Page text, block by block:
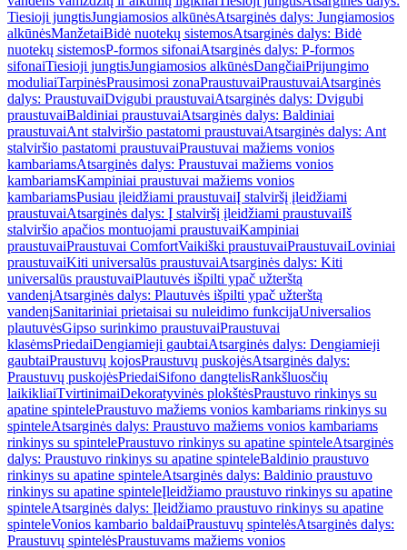
Tiesioji jungtisJungiamosios alkūnėsAtsarginės dalys: Jungiamosios
alkūnėsManžetaiBidė nuotekų sistemosAtsarginės dalys: Bidė
nuotekų sistemosP-formos sifonaiAtsarginės dalys: P-formos
sifonaiTiesioji jungtisJungiamosios alkūnėsDangčiaiPrijungimo
moduliaiTarpinėsPrausimosi zonaPraustuvaiPraustuvaiAtsarginės
dalys: PraustuvaiDvigubi praustuvaiAtsarginės dalys: Dvigubi
praustuvaiBaldiniai praustuvaiAtsarginės dalys: Baldiniai
praustuvaiAnt stalviršio pastatomi praustuvaiAtsarginės dalys: Ant
stalviršio pastatomi praustuvaiPraustuvai mažiems vonios
kambariamsAtsarginės dalys: Praustuvai mažiems vonios
kambariamsKampiniai praustuvai mažiems vonios
kambariamsPusiau įleidžiami praustuvaiĮ stalviršį įleidžiami
praustuvaiAtsarginės dalys: Į stalviršį įleidžiami praustuvaiIš
stalviršio apačios montuojami praustuvaiKampiniai
praustuvaiPraustuvai ComfortVaikiški praustuvaiPraustuvaiLoviniai
praustuvaiKiti universalūs praustuvaiAtsarginės dalys: Kiti
universalūs praustuvaiPlautuvės išpilti ypač užterštą
vandenįAtsarginės dalys: Plautuvės išpilti ypač užterštą
vandenįSanitariniai prietaisai su nuleidimo funkcijaUniversalios
plautuvėsGipso surinkimo praustuvaiPraustuvai
klasėmsPriedaiDengiamieji gaubtaiAtsarginės dalys: Dengiamieji
gaubtaiPraustuvų kojosPraustuvų puskojėsAtsarginės dalys:
Praustuvų puskojėsPriedaiSifono dangtelisRankšluosčių
laikikliaiTvirtinimaiDekoratyvinės plokštėsPraustuvo rinkinys su
apatine spintelePraustuvo mažiems vonios kambariams rinkinys su
spinteleAtsarginės dalys: Praustuvo mažiems vonios kambariams
rinkinys su spintelePraustuvo rinkinys su apatine spinteleAtsarginės
dalys: Praustuvo rinkinys su apatine spinteleBaldinio praustuvo
rinkinys su apatine spinteleAtsarginės dalys: Baldinio praustuvo
rinkinys su apatine spinteleĮleidžiamo praustuvo rinkinys su apatine
spinteleAtsarginės dalys: Įleidžiamo praustuvo rinkinys su apatine
spinteleVonios kambario baldaiPraustuvų spintelėsAtsarginės dalys:
Praustuvų spintelėsPraustuvams mažiems vonios